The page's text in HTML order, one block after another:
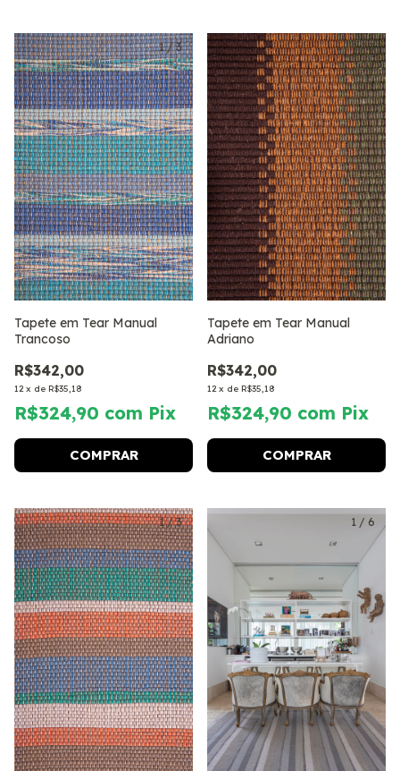
1/3
Tapete em Tear Manual
Trancoso
R$342,00
12 x de R$35,18
R$324,90 com Pix
COMPRAR
1/3
Tapete em Tear Manual
Adriano
R$342,00
12 x de R$35,18
R$324,90 com Pix
COMPRAR
1/3 1 / 6